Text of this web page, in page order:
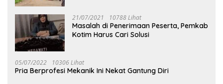
21/07/2021 10788 Lihat
Masalah di Penerimaan Peserta, Pemkab
Kotim Harus Cari Solusi
05/07/2022 10306 Lihat
Pria Berprofesi Mekanik Ini Nekat Gantung Diri